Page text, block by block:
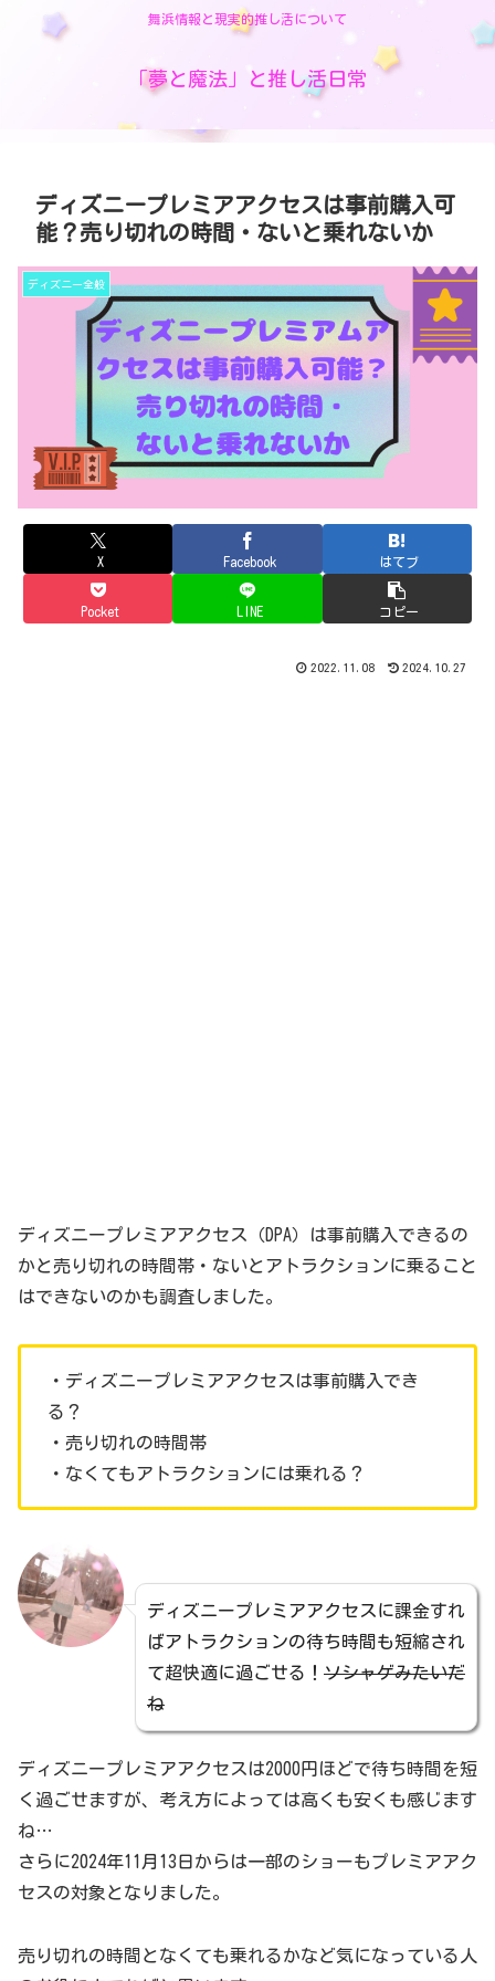
舞浜情報と現実的推し活について
「夢と魔法」と推し活日常
ディズニープレミアアクセスは事前購入可
能？売り切れの時間・ないと乗れないか
ディズニー全般
X Facebook はてブ
Pocket LINE コピー
2022.11.08 2024.10.27
ディズニープレミアアクセス（DPA）は事前購入できるの
かと売り切れの時間帯・ないとアトラクションに乗ること
はできないのかも調査しました。
・ディズニープレミアアクセスは事前購入でき
る？
・売り切れの時間帯
・なくてもアトラクションには乗れる？
ディズニープレミアアクセスに課金すれ
ばアトラクションの待ち時間も短縮され
て超快適に過ごせる！ ソシャゲみたいだ
ね
ディズニープレミアアクセスは2000円ほどで待ち時間を短
く過ごせますが、考え方によっては高くも安くも感じます
ね…
さらに2024年11月13日からは一部のショーもプレミアアク
セスの対象となりました。
売り切れの時間となくても乗れるかなど気になっている人